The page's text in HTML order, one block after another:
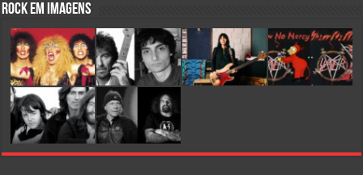
Rock em Imagens